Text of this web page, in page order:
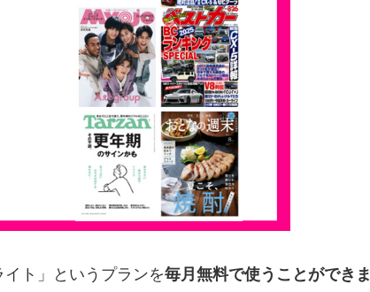
ト」というプランを毎月無料で使うことができま